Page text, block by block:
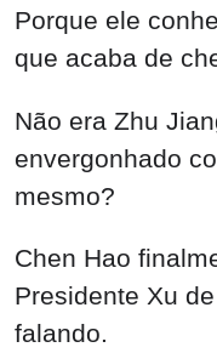
Porque ele
que acaba de
Não era Zhu
envergonhado
mesmo?
Chen Hao
Presidente Xu
falando.